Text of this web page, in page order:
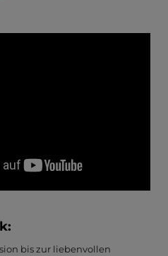
bis zur liebenvollen